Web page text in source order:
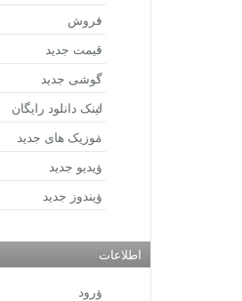
فروش
قیمت جدید
گوشی جدید
لینک دانلود رایگان
موزیک های جدید
ویدیو جدید
ویندوز جدید
اطلاعات
ورود